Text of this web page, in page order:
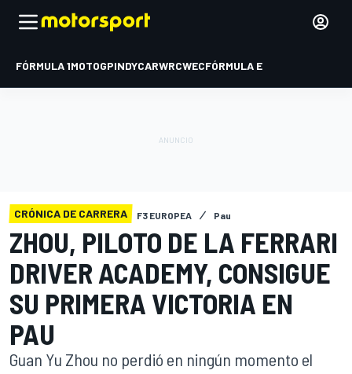
FÓRMULA 1MOTOGPINDYCARWRCWECFÓRMULA E
CRÓNICA DE CARRERA F3 EUROPEA Pau
ZHOU, PILOTO DE LA FERRARI
DRIVER ACADEMY, CONSIGUE
SU PRIMERA VICTORIA EN
PAU
Guan Yu Zhou no perdió en ningún momento el